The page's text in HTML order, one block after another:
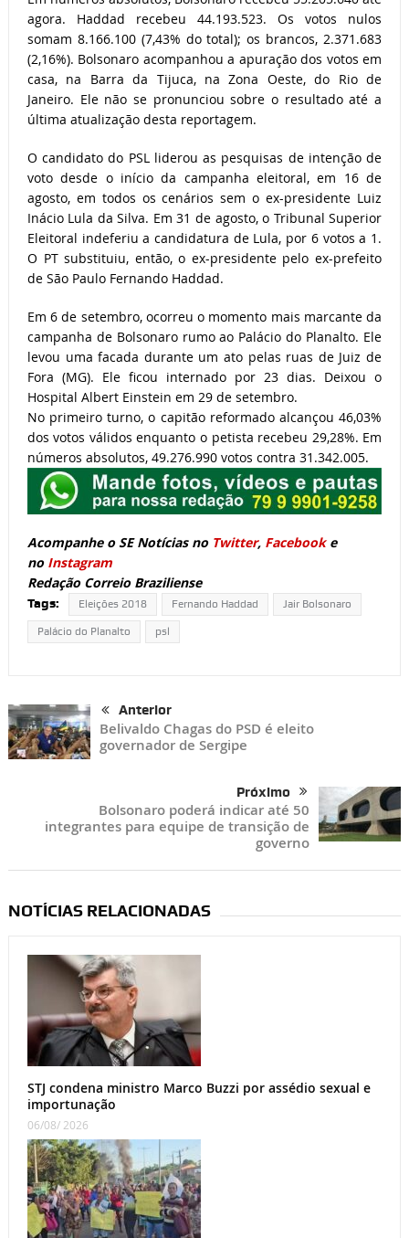
agora. Haddad recebeu 44.193.523. Os votos nulos
somam 8.166.100 (7,43% do total); os brancos, 2.371.683
(2,16%). Bolsonaro acompanhou a apuração dos votos em
casa, na Barra da Tijuca, na Zona Oeste, do Rio de
Janeiro. Ele não se pronunciou sobre o resultado até a
última atualização desta reportagem.
O candidato do PSL liderou as pesquisas de intenção de
voto desde o início da campanha eleitoral, em 16 de
agosto, em todos os cenários sem o ex-presidente Luiz
Inácio Lula da Silva. Em 31 de agosto, o Tribunal Superior
Eleitoral indeferiu a candidatura de Lula, por 6 votos a 1.
O PT substituiu, então, o ex-presidente pelo ex-prefeito
de São Paulo Fernando Haddad.
Em 6 de setembro, ocorreu o momento mais marcante da
campanha de Bolsonaro rumo ao Palácio do Planalto. Ele
levou uma facada durante um ato pelas ruas de Juiz de
Fora (MG). Ele ficou internado por 23 dias. Deixou o
Hospital Albert Einstein em 29 de setembro.
No primeiro turno, o capitão reformado alcançou 46,03%
dos votos válidos enquanto o petista recebeu 29,28%. Em
números absolutos, 49.276.990 votos contra 31.342.005.
Acompanhe o SE Notícias no Twitter, Facebook e
no Instagram
Redação Correio Braziliense
Tags: Eleições 2018 Fernando Haddad Jair Bolsonaro
Palácio do Planalto psl
Anterior
Belivaldo Chagas do PSD é eleito
governador de Sergipe
Próximo
Bolsonaro poderá indicar até 50
integrantes para equipe de transição de
governo
NOTÍCIAS RELACIONADAS
STJ condena ministro Marco Buzzi por assédio sexual e
importunação
06/08/ 2026